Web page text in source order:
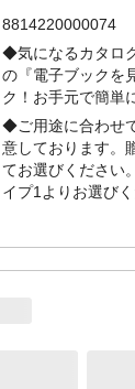
8814220000074
◆気になるカタロ
の『電子ブックを
ク！お手元で簡単
◆ご用途に合わせ
意しております。
てお選びください
イプ1よりお選びく
●商品ラインナッ
す。●また掲載商